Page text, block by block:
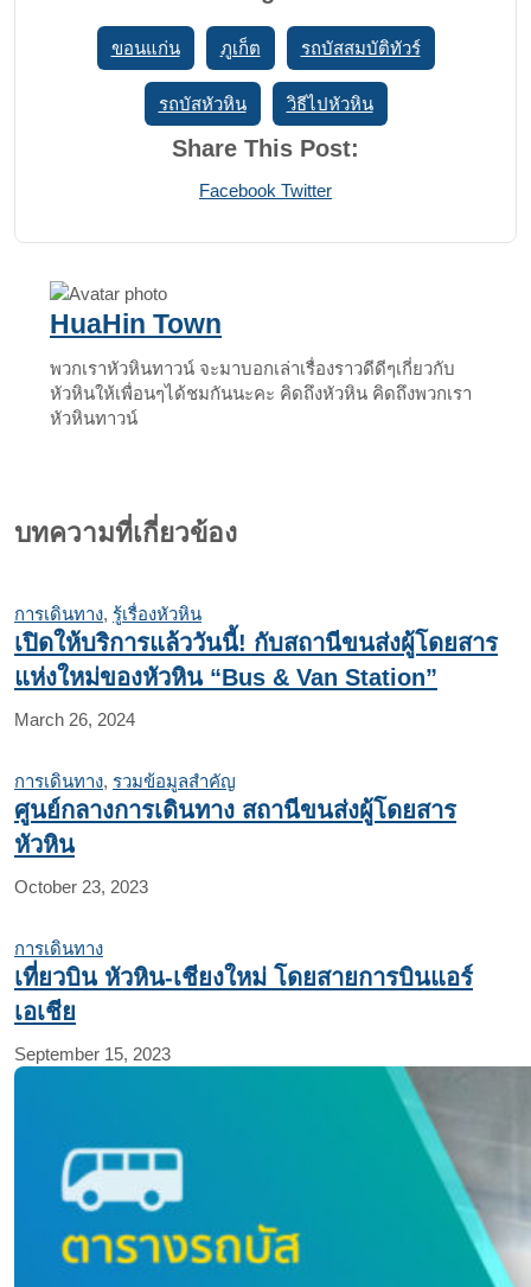
ขอนแก่น ภูเก็ต รถบัสสมบัติทัวร์
รถบัสหัวหิน วิธีไปหัวหิน
Share This Post:
Facebook TwitterPrint
Share
Email
HuaHin Town
พวกเราหัวหินทาวน์ จะมาบอกเล่าเรื่องราวดีดีๆเกี่ยวกับ
หัวหินให้เพื่อนๆได้ชมกันนะคะ คิดถึงหัวหิน คิดถึงพวกเรา
หัวหินทาวน์
บทความที่เกี่ยวข้อง
การเดินทาง, รู้เรื่องหัวหิน
เปิดให้บริการแล้ววันนี้! กับสถานีขนส่งผู้โดยสาร
แห่งใหม่ของหัวหิน “Bus & Van Station”
March 26, 2024
การเดินทาง, รวมข้อมูลสำคัญ
ศูนย์กลางการเดินทาง สถานีขนส่งผู้โดยสาร
หัวหิน
October 23, 2023
การเดินทาง
เที่ยวบิน หัวหิน-เชียงใหม่ โดยสายการบินแอร์
เอเชีย
September 15, 2023